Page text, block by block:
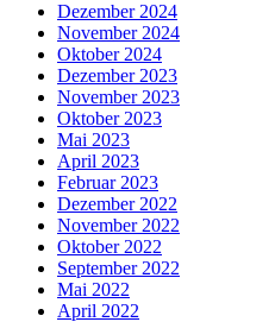
Dezember 2024
November 2024
Oktober 2024
Dezember 2023
November 2023
Oktober 2023
Mai 2023
April 2023
Februar 2023
Dezember 2022
November 2022
Oktober 2022
September 2022
Mai 2022
April 2022